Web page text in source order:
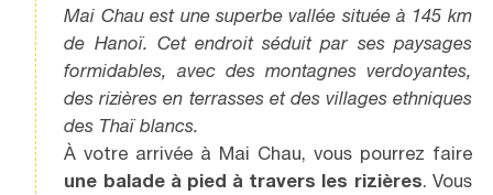
Mai Chau est une superbe vallée située à 145 km
de Hanoï. Cet endroit séduit par ses paysages
formidables, avec des montagnes verdoyantes,
des rizières en terrasses et des villages ethniques
des Thaï blancs.
À votre arrivée à Mai Chau, vous pourrez faire
une balade à pied à travers les rizières. Vous